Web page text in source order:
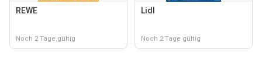
REWE
Noch 2 Tage gültig
Lidl
Noch 2 Tage gültig